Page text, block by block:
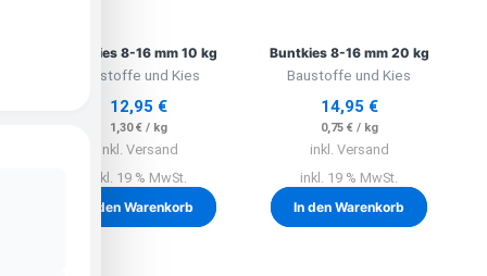
Buntkies 8-16 mm 10 kg
Baustoffe und Kies
12,95 €
1,30€/ kg
inkl. Versand
inkl. 19 % MwSt.
In den Warenkorb
Buntkies 8-16 mm 20 kg
Baustoffe und Kies
14,95 €
0,75 €/ kg
inkl. Versand
inkl. 19 % MwSt.
In den Warenkorb